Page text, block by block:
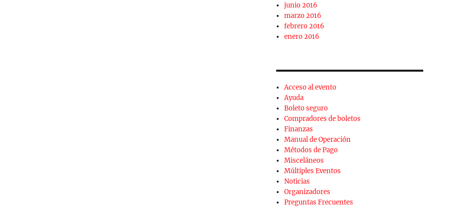
junio 2016
marzo 2016
febrero 2016
enero 2016
Acceso al evento
Ayuda
Boleto seguro
Compradores de boletos
Finanzas
Manual de Operación
Métodos de Pago
Misceláneos
Múltiples Eventos
Noticias
Organizadores
Preguntas Frecuentes